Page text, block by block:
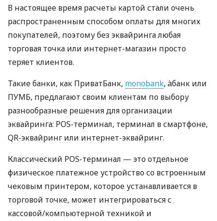
В настоящее время расчеты картой стали очень
распространенным способом оплаты для многих
покупателей, поэтому без эквайринга любая
торговая точка или интернет-магазин просто
теряет клиентов.
Такие банки, как ПриватБанк, monobank, àбанк или
ПУМБ, предлагают своим клиентам по выбору
разнообразные решения для организации
эквайринга: POS-терминал, терминал в смартфоне,
QR-эквайринг или интернет-эквайринг.
Классический POS-терминал — это отдельное
физическое платежное устройство со встроенным
чековым принтером, которое устанавливается в
торговой точке, может интегрироваться с
кассовой/компьютерной техникой и